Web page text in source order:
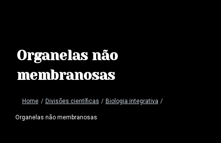
Organelas não
membranosas
Home / Divisões científicas / Biologia integrativa /
Organelas não membranosas